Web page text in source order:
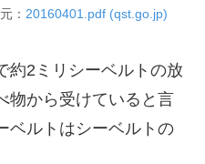
： 20160401.pdf (qst.go.jp)
約2ミリシーベルトの放
物から受けていると言
ベルトはシーベルトの